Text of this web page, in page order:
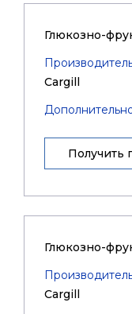
Глюкозно-
Cargill
Получить
Глюкозно-
Cargill